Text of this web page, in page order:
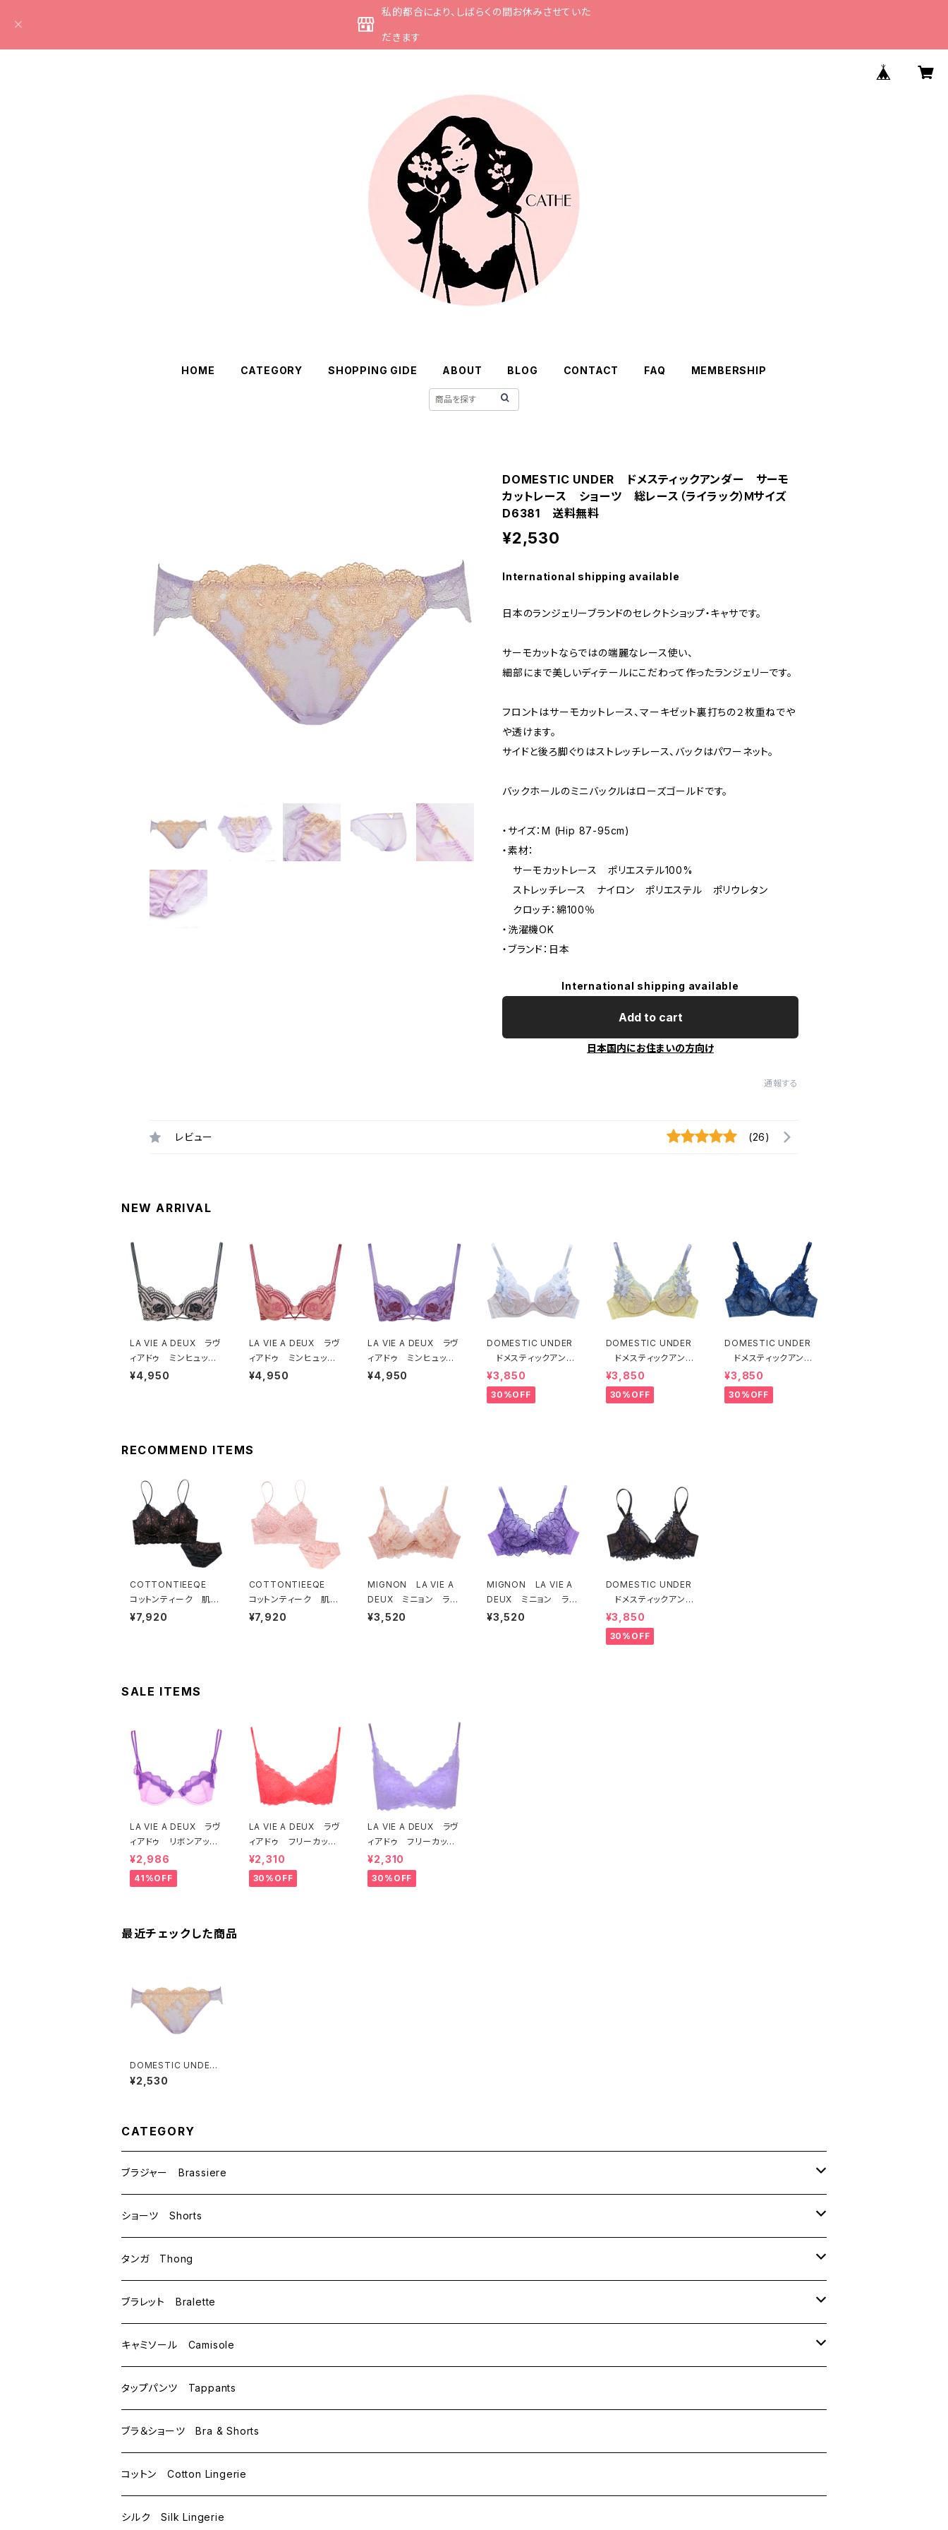
私的都合により、しばらくの間お休みさせていた
だきます
HOME CATEGORY SHOPPING GIDE ABOUT BLOG CONTACT FAQ MEMBERSHIP
DOMESTIC UNDER ドメスティックアンダー サーモ
カットレース ショーツ 総レース（ライラック）Ｍサイズ
D6381 送料無料
¥2,530
International shipping available
日本のランジェリーブランドのセレクトショップ・キャサです。
サーモカットならではの端麗なレース使い、
細部にまで美しいディテールにこだわって作ったランジェリーです。
フロントはサーモカットレース、マーキゼット裏打ちの２枚重ねでや
や透けます。
サイドと後ろ脚ぐりはストレッチレース、バックはパワーネット。
バックホールのミニバックルはローズゴールドです。
・サイズ：M (Hip 87-95cm)
・素材：
サーモカットレース ポリエステル100%
ストレッチレース ナイロン ポリエステル ポリウレタン
クロッチ：綿100％
・洗濯機OK
・ブランド：日本
International shipping available
Add to cart
日本国内にお住まいの方向け
通報する
レビュー (26)
NEW ARRIVAL
LA VIE A DEUX ラヴ
ィアドゥ ミンヒュッ
ゲ ブラジャー（ブラッ
¥4,950
LA VIE A DEUX ラヴ
ィアドゥ ミンヒュッ
ゲ ブラジャー（ヒュッ
¥4,950
LA VIE A DEUX ラヴ
ィアドゥ ミンヒュッ
ゲ ブラジャー（ライラ
¥4,950
DOMESTIC UNDER
ドメスティックアンダ
ー モティフフルール
ブラジャー（オフホワイ
ト）D2255
¥3,850
30%OFF
DOMESTIC UNDER
ドメスティックアンダ
ー モティフフルール
ブラジャー（レモネード）
D2255 送料無料
¥3,850
30%OFF
DOMESTIC UNDER
ドメスティックアンダ
ー モティフフルール
ブラジャー（ブルー）D2
255
¥3,850
30%OFF
RECOMMEND ITEMS
COTTONTIEEQE
コットンティーク 肌側
コットン100％ ソフト
¥7,920
COTTONTIEEQE
コットンティーク 肌側
コットン100％ ソフト
¥7,920
MIGNON LA VIE A
DEUX ミニョン ラヴ
ィアドゥ ビビアーナ
¥3,520
MIGNON LA VIE A
DEUX ミニョン ラヴ
ィアドゥ ビビアーナ
¥3,520
DOMESTIC UNDER
ドメスティックアンダ
ー オルフェーヴル ブ
ラジャー（ブラック）D22
54 送料無料
¥3,850
30%OFF
SALE ITEMS
LA VIE A DEUX ラヴ
ィアドゥ リボンアップ
リケ ブラジャー（ラベ
ンダー） 22293 SA
LE セール 送料無料
¥2,986
41%OFF
LA VIE A DEUX ラヴ
ィアドゥ フリーカット
レース ブラレット ソ
フトブラ（トマトレッド）2
2457 SALE 送料無
¥2,310
30%OFF
LA VIE A DEUX ラヴ
ィアドゥ フリーカット
レース ブラレット ソ
フトブラ（ラベンダー）22
463 SALE 送料無
¥2,310
30%OFF
最近チェックした商品
DOMESTIC UNDER
ドメスティックアンダ
ー サーモカットレー
¥2,530
CATEGORY
ブラジャー Brassiere
B70
B75
C65
C70
C75
D65
D70
E70
ショーツ Shorts
M
L
タンガ Thong
M
ブラレット Bralette
M
L
キャミソール Camisole
M
L
タップパンツ Tappants
ブラ＆ショーツ Bra & Shorts
コットン Cotton Lingerie
シルク Silk Lingerie